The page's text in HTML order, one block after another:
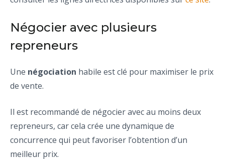
Négocier avec plusieurs
repreneurs
Une négociation habile est clé pour maximiser le prix
de vente.
Il est recommandé de négocier avec au moins deux
repreneurs, car cela crée une dynamique de
concurrence qui peut favoriser l’obtention d’un
meilleur prix.